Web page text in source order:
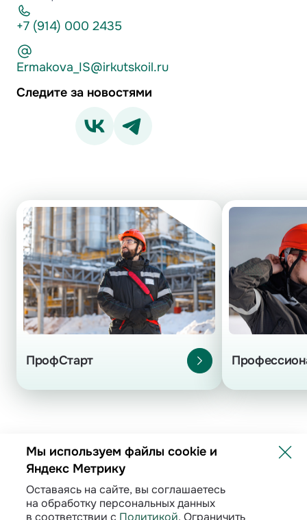
+7 (914) 000 2435
Ermakova_IS@irkutskoil.ru
Следите за новостями
ПрофСтарт
Подробнее
Политика обработки персональных данных
Мы используем файлы cookie и
Яндекс Метрику
Оставаясь на сайте, вы соглашаетесь
на обработку персональных данных
в соответствии с Политикой. Ограничить